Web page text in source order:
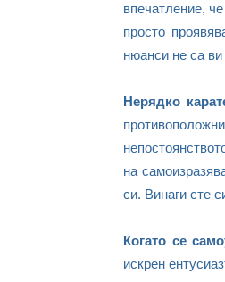
впечатление,
просто
нюанси не са ви
Нерядко
на
си. Винаги сте
Когато се
искрен